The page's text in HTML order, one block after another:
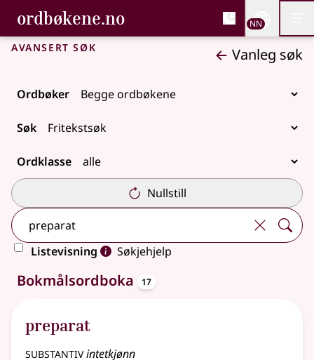
Gå til hovudinnhald
Tilgjenge
ordbøkene.no, Bokmålsordboka og
Bokmålsordboka og Nynorskordboka
NN
Avansert søk Vanleg søk
Ordbøker
Søk
Ordklasse
Nullstill
Listevisning
Søkjehjelp
36 treff
Bokmålsordboka 17
preparat
substantivintetkjønn